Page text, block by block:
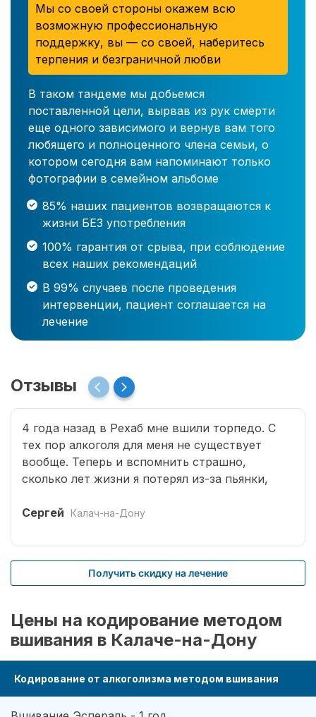
Мы со своей стороны окажем всю
возможную профессиональную
поддержку, вы — со своей, наберитесь
терпения и безграничной любви
В таком тандеме мы добьемся
поставленной цели, вырвав из рук смерти
еще одного зависимого и вернув вам того
любящего и полноценного члена семьи, о
котором сегодня вам напоминают только
фотографии в семейном альбоме
85% наших пациентов возвращаются к
жизни БЕЗ употребления
100% гарантия от срыва, при соблюдение
всех наших рекомендаций
В 99% случаев после проведения
интервенции, пациент соглашается на
лечение
Отзывы
4 года назад в Рехаб мне вшили торпедо. С
тех пор алкоголя для меня не существует
вообще. Теперь и вспомнить страшно,
сколько лет жизни я потерял из-за пьянки,
мою новую жизнь.
Сергей Калач-на-Дону
Получить скидку на лечение
Цены на кодирование методом
вшивания в Калаче-на-Дону
Кодирование от алкоголизма методом вшивания